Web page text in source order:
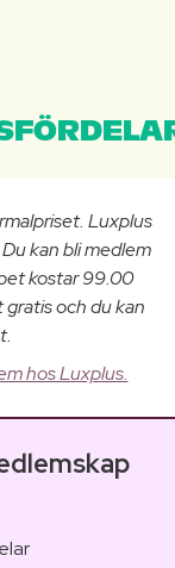
Luxplus
kan bli medlem
kostar 99.00
och du kan
hos Luxplus.